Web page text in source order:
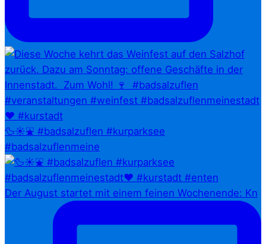
🦆☀️⛲ #badsalzuflen #kurparksee
#badsalzuflenmeine
Der August startet mit einem feinen Wochenende: Kn